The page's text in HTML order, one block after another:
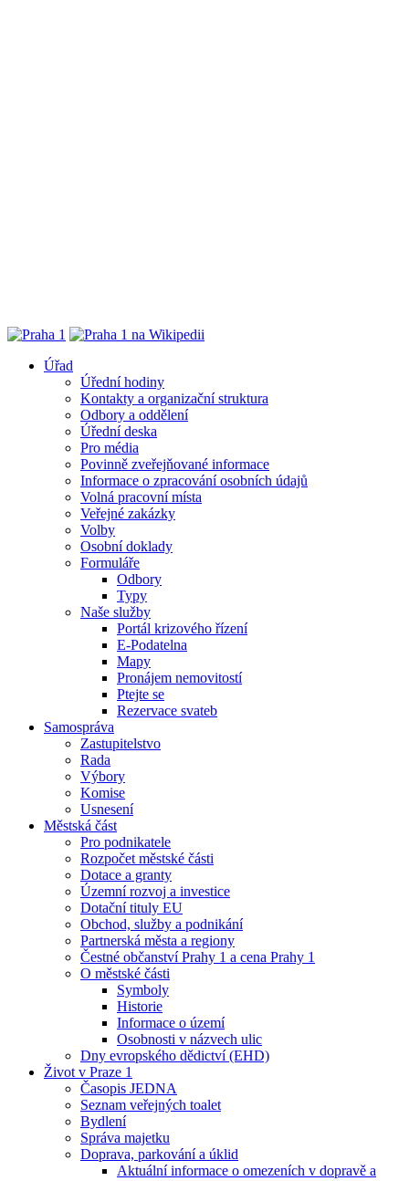
Úřad
Úřední hodiny
Kontakty a organizační struktura
Odbory a oddělení
Úřední deska
Pro média
Povinně zveřejňované informace
Informace o zpracování osobních údajů
Volná pracovní místa
Veřejné zakázky
Volby
Osobní doklady
Formuláře
Odbory
Typy
Naše služby
Portál krizového řízení
E-Podatelna
Mapy
Pronájem nemovitostí
Ptejte se
Rezervace svateb
Samospráva
Zastupitelstvo
Rada
Výbory
Komise
Usnesení
Městská část
Pro podnikatele
Rozpočet městské části
Dotace a granty
Územní rozvoj a investice
Dotační tituly EU
Obchod, služby a podnikání
Partnerská města a regiony
Čestné občanství Prahy 1 a cena Prahy 1
O městské části
Symboly
Historie
Informace o území
Osobnosti v názvech ulic
Dny evropského dědictví (EHD)
Život v Praze 1
Časopis JEDNA
Seznam veřejných toalet
Bydlení
Správa majetku
Doprava, parkování a úklid
Aktuální informace o omezeních v dopravě a